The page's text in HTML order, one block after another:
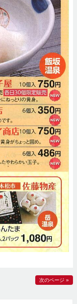
次のページ »